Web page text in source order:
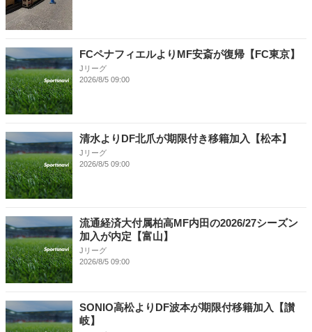
FCペナフィエルよりMF安斎が復帰【FC東京】
Jリーグ
2026/8/5 09:00
清水よりDF北爪が期限付き移籍加入【松本】
Jリーグ
2026/8/5 09:00
流通経済大付属柏高MF内田の2026/27シーズン
加入が内定【富山】
Jリーグ
2026/8/5 09:00
SONIO高松よりDF波本が期限付移籍加入【讃
岐】